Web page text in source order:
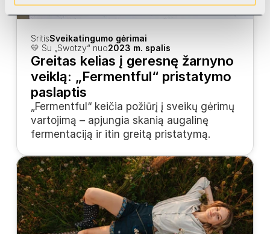
SritisSveikatingumo gėrimai
💛 Su „Swotzy“ nuo2023 m. spalis
Greitas kelias į geresnę žarnyno
veiklą: „Fermentful“ pristatymo
paslaptis
„Fermentful“ keičia požiūrį į sveikų gėrimų
vartojimą – apjungia skanią augalinę
fermentaciją ir itin greitą pristatymą.